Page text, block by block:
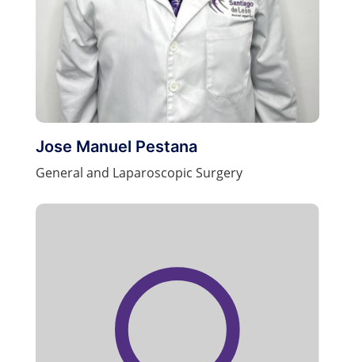
Jose Manuel Pestana
General and Laparoscopic Surgery